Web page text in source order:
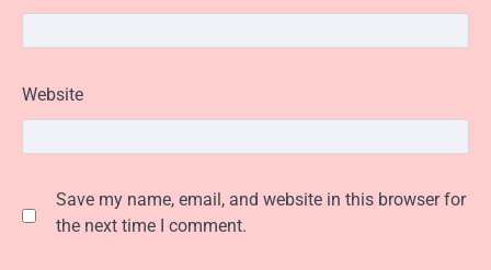
Website
Save my name, email, and website in this browser for
the next time I comment.